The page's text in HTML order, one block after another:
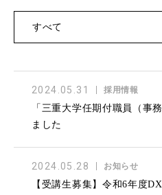
2024.05.31 採用情報
「三重大学任期付職員（事
ました
2024.05.28 お知らせ
【受講生募集】令和6年度
すべて